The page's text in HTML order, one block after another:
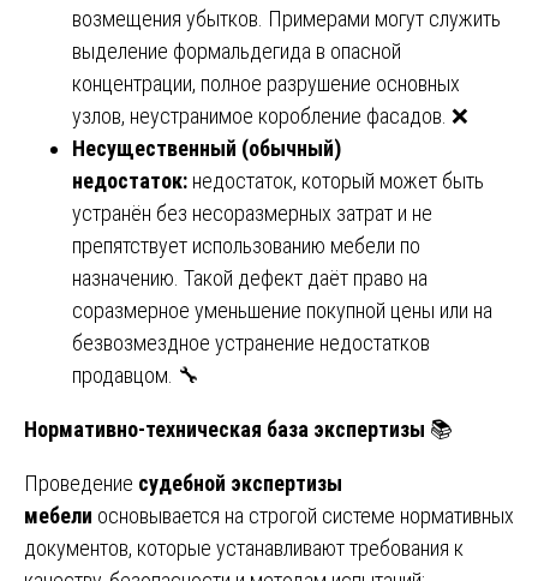
возмещения убытков. Примерами могут служить
выделение формальдегида в опасной
концентрации, полное разрушение основных
узлов, неустранимое коробление фасадов. ❌
Несущественный (обычный)
недостаток: недостаток, который может быть
устранён без несоразмерных затрат и не
препятствует использованию мебели по
назначению. Такой дефект даёт право на
соразмерное уменьшение покупной цены или на
безвозмездное устранение недостатков
продавцом. 🔧
Нормативно-техническая база экспертизы 📚
Проведение судебной экспертизы
мебели основывается на строгой системе нормативных
документов, которые устанавливают требования к